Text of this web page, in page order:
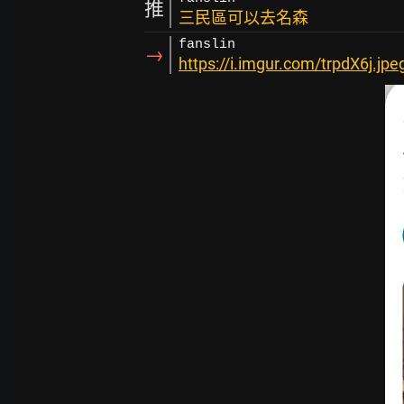
推 三民區可以去名森
→ fanslin
https://i.imgur.com/